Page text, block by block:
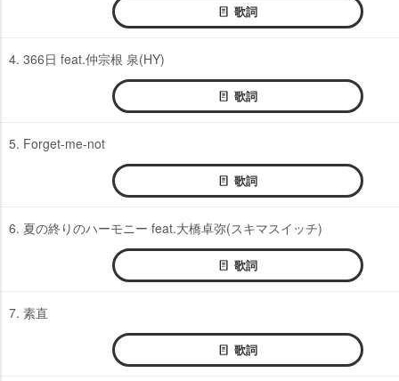
歌詞
4. 366日 feat.仲宗根 泉(HY)
歌詞
5. Forget-me-not
歌詞
6. 夏の終りのハーモニー feat.大橋卓弥(スキマスイッチ)
歌詞
7. 素直
歌詞